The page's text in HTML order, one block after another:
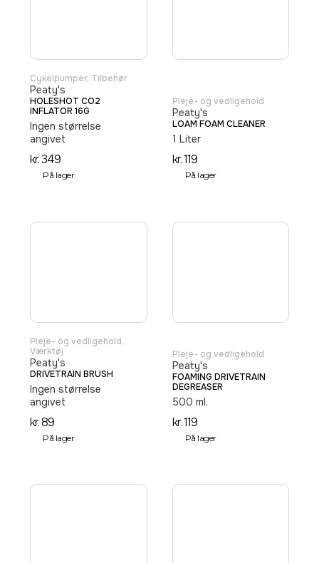
Cykelpumper, Tilbehør
Peaty's
HOLESHOT CO2
INFLATOR 16G
Ingen størrelse
angivet
kr.349
På lager
Pleje- og vedligehold
Peaty's
LOAM FOAM CLEANER
1 Liter
kr.119
På lager
Pleje- og vedligehold,
Værktøj
Peaty's
DRIVETRAIN BRUSH
Ingen størrelse
angivet
kr.89
På lager
Pleje- og vedligehold
Peaty's
FOAMING DRIVETRAIN
DEGREASER
500 ml.
kr.119
På lager